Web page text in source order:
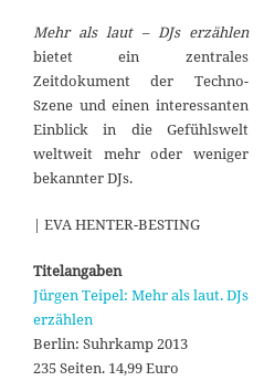
Mehr als laut – DJs erzählen
bietet ein zentrales
Zeitdokument der Techno-
Szene und einen interessanten
Einblick in die Gefühlswelt
weltweit mehr oder weniger
bekannter DJs.
| EVA HENTER-BESTING
Titelangaben
Jürgen Teipel: Mehr als laut. DJs
erzählen
Berlin: Suhrkamp 2013
235 Seiten. 14,99 Euro